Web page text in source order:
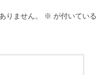
りません。 ※ が付いている